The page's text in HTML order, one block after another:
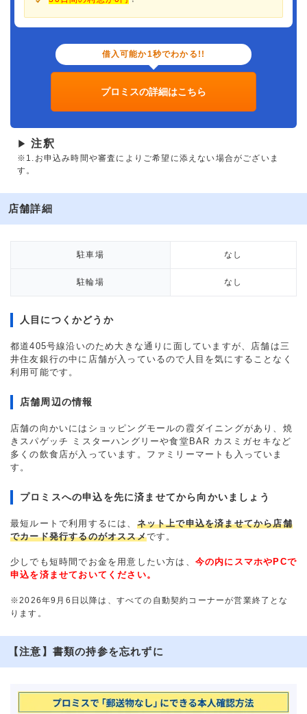
借入可能か1秒でわかる!!
プロミスの詳細はこちら
▶ 注釈
※1.お申込み時間や審査によりご希望に添えない場合がございま
す。
店舗詳細
駐車場 なし
駐輪場 なし
人目につくかどうか
都道405号線沿いのため大きな通りに面していますが、店舗は三
井住友銀行の中に店舗が入っているので人目を気にすることなく
利用可能です。
店舗周辺の情報
店舗の向かいにはショッピングモールの霞ダイニングがあり、焼
きスパゲッチ ミスターハングリーや食堂BAR カスミガセキなど
多くの飲食店が入っています。ファミリーマートも入っていま
す。
プロミスへの申込を先に済ませてから向かいましょう
最短ルートで利用するには、 ネット上で申込を済ませてから店舗
でカード発行するのがオススメです。
少しでも短時間でお金を用意したい方は、 今の内にスマホやPCで
申込を済ませておいてください。
※2026年9月6日以降は、すべての自動契約コーナーが営業終了とな
ります。
【注意】書類の持参を忘れずに